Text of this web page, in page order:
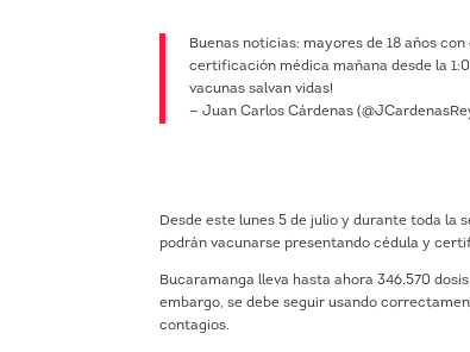
Buenas noticias: mayores de 18 años
certificación médica mañana desde la
vacunas salvan vidas!
— Juan Carlos Cárdenas
Desde este lunes 5 de julio y durante toda la
podrán vacunarse presentando cédula y
Bucaramanga lleva hasta ahora 346.570
embargo, se debe seguir usando
contagios.